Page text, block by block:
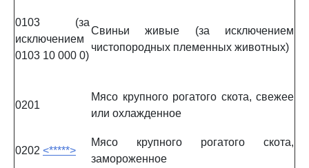
0103 (за
исключением
0103 10 000 0)
Свиньи живые (за исключением
чистопородных племенных животных)
0201
Мясо крупного рогатого скота, свежее
или охлажденное
0202 <*****>
Мясо крупного рогатого скота,
замороженное